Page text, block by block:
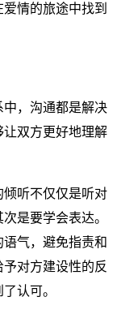
情的旅途中找到
，沟通都是解决
双方更好地理解
听不仅仅是听对
是要学会表达。
气，避免指责和
对方建设性的反
认可。